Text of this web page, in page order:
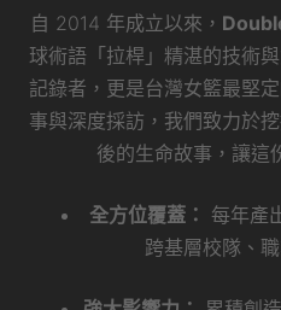
自 2014 年成立以來，
球術語「拉桿」精湛的技術
記錄者，更是台灣女籃最堅
事與深度採訪，我們致力於
後的生命故事，讓這
全方位覆蓋： 每年產
跨基層校隊、